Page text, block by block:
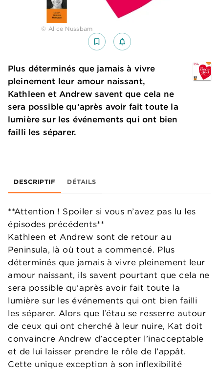
© Alice Nussbam
bookmark_border notifications_none_outlined
Plus déterminés que jamais à vivre
pleinement leur amour naissant,
Kathleen et Andrew savent que cela ne
sera possible qu’après avoir fait toute la
lumière sur les événements qui ont bien
failli les séparer.
DESCRIPTIF DÉTAILS
**Attention ! Spoiler si vous n’avez pas lu les
épisodes précédents**
Kathleen et Andrew sont de retour au
Peninsula, là où tout a commencé. Plus
déterminés que jamais à vivre pleinement leur
amour naissant, ils savent pourtant que cela ne
sera possible qu’après avoir fait toute la
lumière sur les événements qui ont bien failli
les séparer. Alors que l’étau se resserre autour
de ceux qui ont cherché à leur nuire, Kat doit
convaincre Andrew d’accepter l’inacceptable
et de lui laisser prendre le rôle de l’appât.
Cette unique exception à son inflexibilité